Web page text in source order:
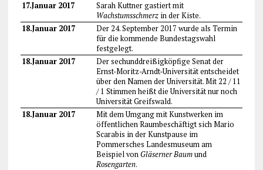
17.Januar 2017
Sarah Kuttner gastiert mit
Wachstumsschmerzin der Kiste.
18.Januar 2017
Der 24. September 2017 wurde als Termin
für die kommende Bundestagswahl
festgelegt.
18.Januar 2017
Der sechunddreißigköpfige Senat der
Ernst-Moritz-Arndt-Universität entscheidet
über den Namen der Universität. Mit 22 / 11
/ 1 Stimmen heißt die Universität nur noch
Universität Greifswald.
18.Januar 2017
Mit dem Umgang mit Kunstwerken im
öffentlichen Raumbeschäftigt sich Mario
Scarabis in der Kunstpause im
Pommersches Landesmuseum am
Beispiel vonGläserner Baumund
Rosengarten.